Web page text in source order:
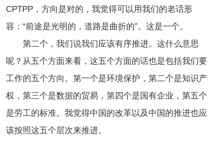
CPTPP，方向是对的，我觉得可以用我们的老话形
容：“前途是光明的，道路是曲折的”。这是一个。
第二个，我们说我们应该有序推进。这什么意思
呢？从五个方面来看，这五个方面的话也是包括我们要
工作的五个方向。第一个是环境保护，第二个是知识产
权，第三个是数据的贸易，第四个是国有企业，第五个
是劳工的标准。我觉得中国的改革以及中国的推进也应
该按照这五个层次来推进。